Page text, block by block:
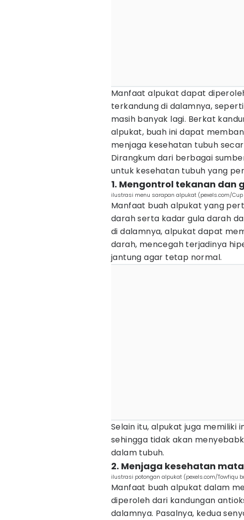
Manfaat alpukat dapat
terkandung di dalamnya,
masih banyak lagi. Berkat
alpukat, buah ini dapat
menjaga kesehatan tubuh
Dirangkum dari berbagai
untuk kesehatan tubuh yang
1. Mengontrol tekanan dan
ilustrasi menu sarapan alpukat (pexels.com/Cup
Manfaat buah alpukat yang
darah serta kadar gula darah
di dalamnya, alpukat dapat
darah, mencegah terjadinya
jantung agar tetap normal.
Selain itu, alpukat juga memiliki
sehingga tidak akan
dalam tubuh.
2. Menjaga kesehatan mata
ilustrasi potongan alpukat (pexels.com/Towfiqu
Manfaat buah alpukat dalam
diperoleh dari kandungan
dalamnya. Pasalnya, kedua